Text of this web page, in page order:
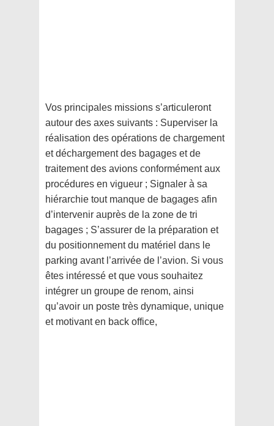
Vos principales missions s’articuleront
autour des axes suivants : Superviser la
réalisation des opérations de chargement
et déchargement des bagages et de
traitement des avions conformément aux
procédures en vigueur ; Signaler à sa
hiérarchie tout manque de bagages afin
d’intervenir auprès de la zone de tri
bagages ; S’assurer de la préparation et
du positionnement du matériel dans le
parking avant l’arrivée de l’avion. Si vous
êtes intéressé et que vous souhaitez
intégrer un groupe de renom, ainsi
qu’avoir un poste très dynamique, unique
et motivant en back office,